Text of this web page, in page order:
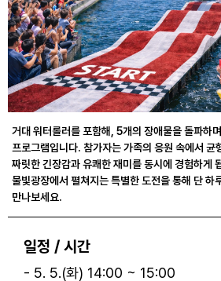
거대 워터롤러를 포함해, 5개의 장애물을 돌파하
프로그램입니다. 참가자는 가족의 응원 속에서 균
짜릿한 긴장감과 유쾌한 재미를 동시에 경험하게
물빛광장에서 펼쳐지는 특별한 도전을 통해 단 하
만나보세요.
일정 / 시간
- 5. 5.(화) 14:00 ~ 15:00